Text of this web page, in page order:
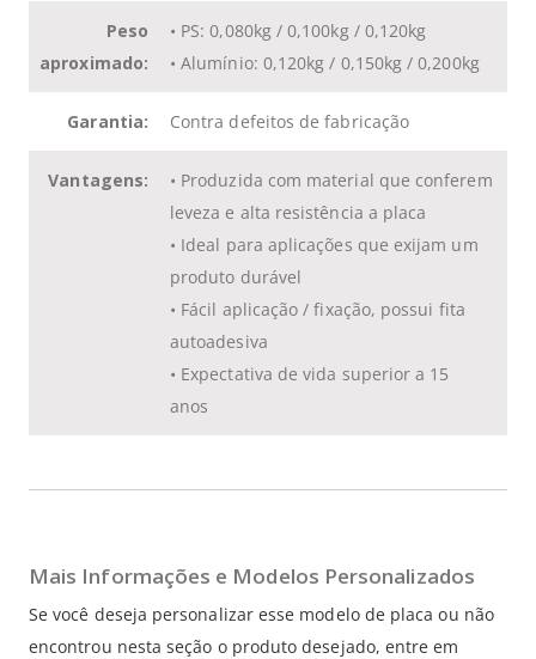
Peso
aproximado:
• PS: 0,080kg / 0,100kg / 0,120kg
• Alumínio: 0,120kg / 0,150kg / 0,200kg
Garantia: Contra defeitos de fabricação
Vantagens:
• Produzida com material que conferem
leveza e alta resistência a placa
• Ideal para aplicações que exijam um
produto durável
• Fácil aplicação / fixação, possui fita
autoadesiva
• Expectativa de vida superior a 15
anos
Mais Informações e Modelos Personalizados
Se você deseja personalizar esse modelo de placa ou não
encontrou nesta seção o produto desejado, entre em